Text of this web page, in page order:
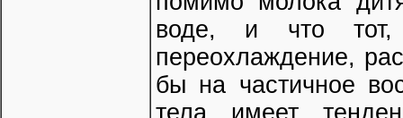
воде, и что тот,
переохлаждение,
бы на частичное
тела имеет